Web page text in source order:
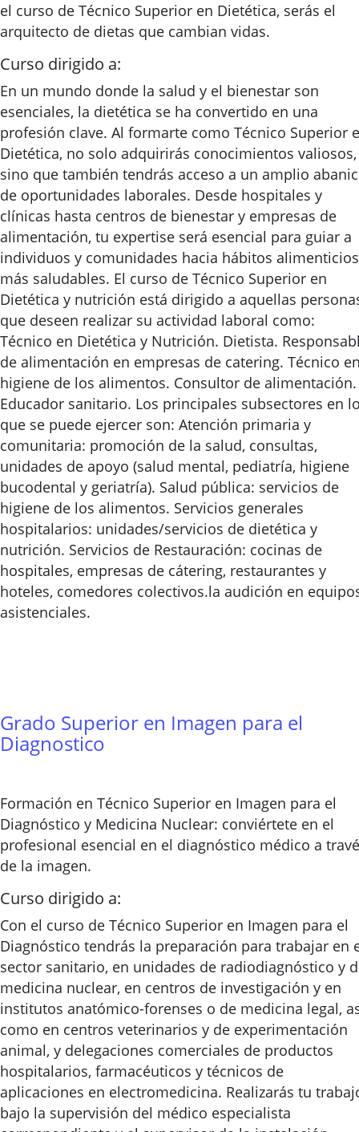
el curso de Técnico Superior en Dietética, serás el
arquitecto de dietas que cambian vidas.
Curso dirigido a:
En un mundo donde la salud y el bienestar son
esenciales, la dietética se ha convertido en una
profesión clave. Al formarte como Técnico Superior
Dietética, no solo adquirirás conocimientos valiosos,
sino que también tendrás acceso a un amplio
de oportunidades laborales. Desde hospitales y
clínicas hasta centros de bienestar y empresas de
alimentación, tu expertise será esencial para guiar a
individuos y comunidades hacia hábitos alimenticios
más saludables. El curso de Técnico Superior en
Dietética y nutrición está dirigido a aquellas
que deseen realizar su actividad laboral como:
Técnico en Dietética y Nutrición. Dietista.
de alimentación en empresas de catering. Técnico
higiene de los alimentos. Consultor de alimentación.
Educador sanitario. Los principales subsectores en
que se puede ejercer son: Atención primaria y
comunitaria: promoción de la salud, consultas,
unidades de apoyo (salud mental, pediatría, higiene
bucodental y geriatría). Salud pública: servicios de
higiene de los alimentos. Servicios generales
hospitalarios: unidades/servicios de dietética y
nutrición. Servicios de Restauración: cocinas de
hospitales, empresas de cátering, restaurantes y
hoteles, comedores colectivos.la audición en
asistenciales.
Grado Superior en Imagen para el
Diagnostico
Formación en Técnico Superior en Imagen para el
Diagnóstico y Medicina Nuclear: conviértete en el
profesional esencial en el diagnóstico médico a
de la imagen.
Curso dirigido a:
Con el curso de Técnico Superior en Imagen para el
Diagnóstico tendrás la preparación para trabajar en
sector sanitario, en unidades de radiodiagnóstico y
medicina nuclear, en centros de investigación y en
institutos anatómico-forenses o de medicina legal,
como en centros veterinarios y de experimentación
animal, y delegaciones comerciales de productos
hospitalarios, farmacéuticos y técnicos de
aplicaciones en electromedicina. Realizarás tu
bajo la supervisión del médico especialista